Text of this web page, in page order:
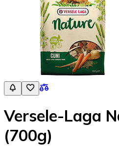
Versele-Laga
(700g)